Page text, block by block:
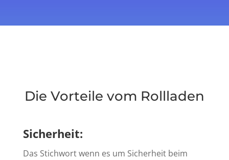
Die Vorteile vom Rollladen
Sicherheit:
Das Stichwort wenn es um Sicherheit beim